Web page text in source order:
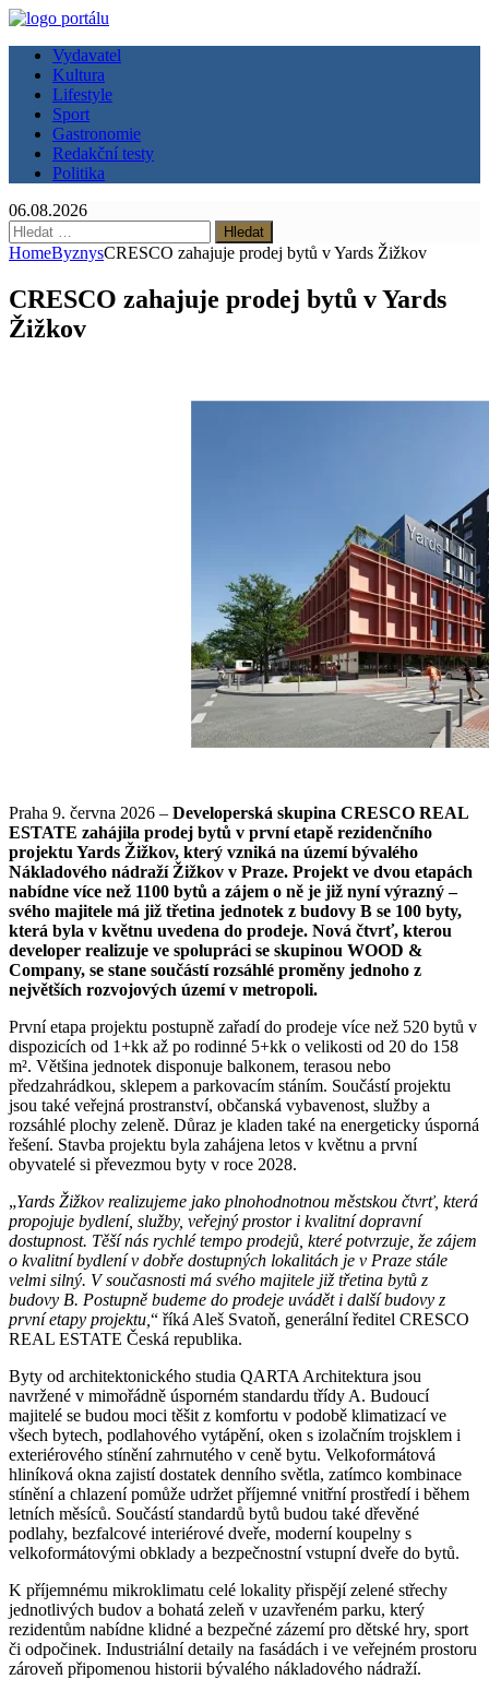
Vydavatel
Kultura
Lifestyle
Sport
Gastronomie
Redakční testy
Politika
06.08.2026
Vyhledávání
HomeByznysCRESCO zahajuje prodej bytů v Yards Žižkov
CRESCO zahajuje prodej bytů v Yards
Žižkov
Praha 9. června 2026 – Developerská skupina CRESCO REAL
ESTATE zahájila prodej bytů v první etapě rezidenčního
projektu Yards Žižkov, který vzniká na území bývalého
Nákladového nádraží Žižkov v Praze. Projekt ve dvou etapách
nabídne více než 1100 bytů a zájem o ně je již nyní výrazný –
svého majitele má již třetina jednotek z budovy B se 100 byty,
která byla v květnu uvedena do prodeje. Nová čtvrť, kterou
developer realizuje ve spolupráci se skupinou WOOD &
Company, se stane součástí rozsáhlé proměny jednoho z
největších rozvojových území v metropoli.
První etapa projektu postupně zařadí do prodeje více než 520 bytů v
dispozicích od 1+kk až po rodinné 5+kk o velikosti od 20 do 158
m². Většina jednotek disponuje balkonem, terasou nebo
předzahrádkou, sklepem a parkovacím stáním. Součástí projektu
jsou také veřejná prostranství, občanská vybavenost, služby a
rozsáhlé plochy zeleně. Důraz je kladen také na energeticky úsporná
řešení. Stavba projektu byla zahájena letos v květnu a první
obyvatelé si převezmou byty v roce 2028.
„Yards Žižkov realizujeme jako plnohodnotnou městskou čtvrť, která
propojuje bydlení, služby, veřejný prostor i kvalitní dopravní
dostupnost. Těší nás rychlé tempo prodejů, které potvrzuje, že zájem
o kvalitní bydlení v dobře dostupných lokalitách je v Praze stále
velmi silný. V současnosti má svého majitele již třetina bytů z
budovy B. Postupně budeme do prodeje uvádět i další budovy z
první etapy projektu, “ říká Aleš Svatoň, generální ředitel CRESCO
REAL ESTATE Česká republika.
Byty od architektonického studia QARTA Architektura jsou
navržené v mimořádně úsporném standardu třídy A. Budoucí
majitelé se budou moci těšit z komfortu v podobě klimatizací ve
všech bytech, podlahového vytápění, oken s izolačním trojsklem i
exteriérového stínění zahrnutého v ceně bytu. Velkoformátová
hliníková okna zajistí dostatek denního světla, zatímco kombinace
stínění a chlazení pomůže udržet příjemné vnitřní prostředí i během
letních měsíců. Součástí standardů bytů budou také dřevěné
podlahy, bezfalcové interiérové dveře, moderní koupelny s
velkoformátovými obklady a bezpečnostní vstupní dveře do bytů.
K příjemnému mikroklimatu celé lokality přispějí zelené střechy
jednotlivých budov a bohatá zeleň v uzavřeném parku, který
rezidentům nabídne klidné a bezpečné zázemí pro dětské hry, sport
či odpočinek. Industriální detaily na fasádách i ve veřejném prostoru
zároveň připomenou historii bývalého nákladového nádraží.